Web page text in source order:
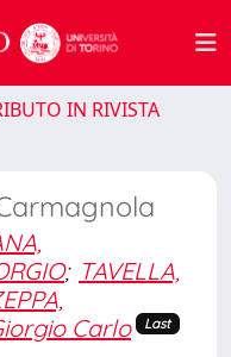
IN RIVISTA
; TAVELLA,
Carlo Last